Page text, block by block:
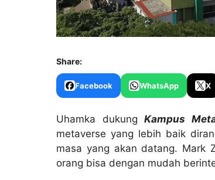
Share:
Facebook WhatsApp X
Uhamka dukung Kampus
metaverse yang lebih baik
masa yang akan datang. Mark
orang bisa dengan mudah